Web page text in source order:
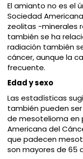
El amianto no es el
Sociedad
zeolitas -minerales
también se ha
radiación también
cáncer, aunque la
frecuente.
Edad y sexo
Las estadísticas
también pueden
de mesotelioma en
Americana del
que padecen
son mayores de 65